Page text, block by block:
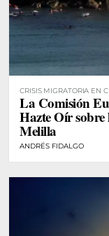
CRISIS MIGRATORIA EN
La Comisión
Hazte Oír
Melilla
ANDRÉS FIDALGO